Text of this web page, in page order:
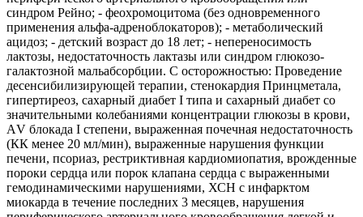
синдром Рейно; - феохромоцитома (без одновременного
применения альфа-адреноблокаторов); - метаболический
ацидоз; - детский возраст до 18 лет; - непереносимость
лактозы, недостаточность лактазы или синдром глюкозо-
галактозной мальабсорбции. С осторожностью: Проведение
десенсибилизирующей терапии, стенокардия Принцметала,
гипертиреоз, сахарный диабет І типа и сахарный диабет со
значительными колебаниями концентрации глюкозы в крови,
АV блокада І степени, выраженная почечная недостаточность
(КК менее 20 мл/мин), выраженные нарушения функции
печени, псориаз, рестриктивная кардиомиопатия, врожденные
пороки сердца или порок клапана сердца с выраженными
гемодинамическими нарушениями, ХСН с инфарктом
миокарда в течение последних 3 месяцев, нарушения